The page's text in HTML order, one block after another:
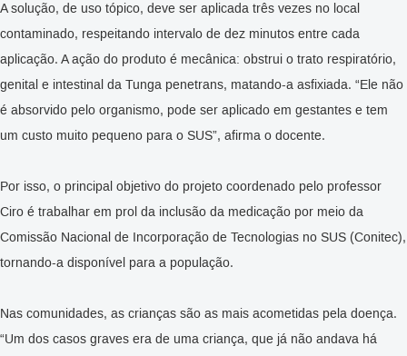
A solução, de uso tópico, deve ser aplicada três vezes no local
contaminado, respeitando intervalo de dez minutos entre cada
aplicação. A ação do produto é mecânica: obstrui o trato respiratório,
genital e intestinal da Tunga penetrans, matando-a asfixiada. “Ele não
é absorvido pelo organismo, pode ser aplicado em gestantes e tem
um custo muito pequeno para o SUS”, afirma o docente.
Por isso, o principal objetivo do projeto coordenado pelo professor
Ciro é trabalhar em prol da inclusão da medicação por meio da
Comissão Nacional de Incorporação de Tecnologias no SUS (Conitec),
tornando-a disponível para a população.
Nas comunidades, as crianças são as mais acometidas pela doença.
“Um dos casos graves era de uma criança, que já não andava há